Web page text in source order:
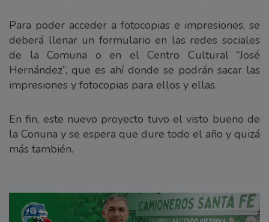
Para poder acceder a fotocopias e impresiones, se
deberá llenar un formulario en las redes sociales
de la Comuna o en el Centro Cultural “José
Hernández”, que es ahí donde se podrán sacar las
impresiones y fotocopias para ellos y ellas.
En fin, este nuevo proyecto tuvo el visto bueno de
la Conuna y se espera que dure todo el año y quizá
más también.